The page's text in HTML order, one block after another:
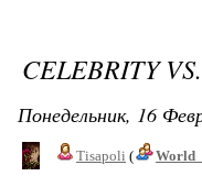
CELEBRITY
Понедельник, 16
Tisapoli (